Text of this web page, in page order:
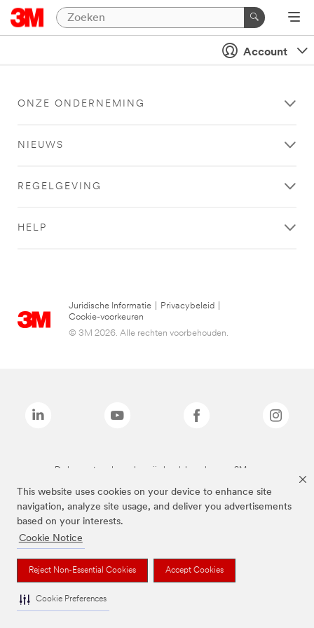
This website uses cookies on your device to enhance site
navigation, analyze site usage, and deliver you advertisements
based on your interests.
Cookie Notice
Reject Non-Essential Cookies Accept Cookies
Cookie Preferences
Account
ONZE ONDERNEMING
NIEUWS
REGELGEVING
HELP
Juridische Informatie Privacybeleid
Cookie-voorkeuren
© 3M 2026. Alle rechten voorbehouden.
De bovenstaande merken zijn handelsmerken van 3M.we